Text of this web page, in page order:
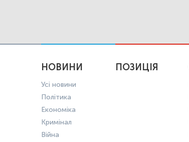
НОВИНИ
Усі новини
Політика
Економіка
Кримінал
Війна
ПОЗИЦІЯ